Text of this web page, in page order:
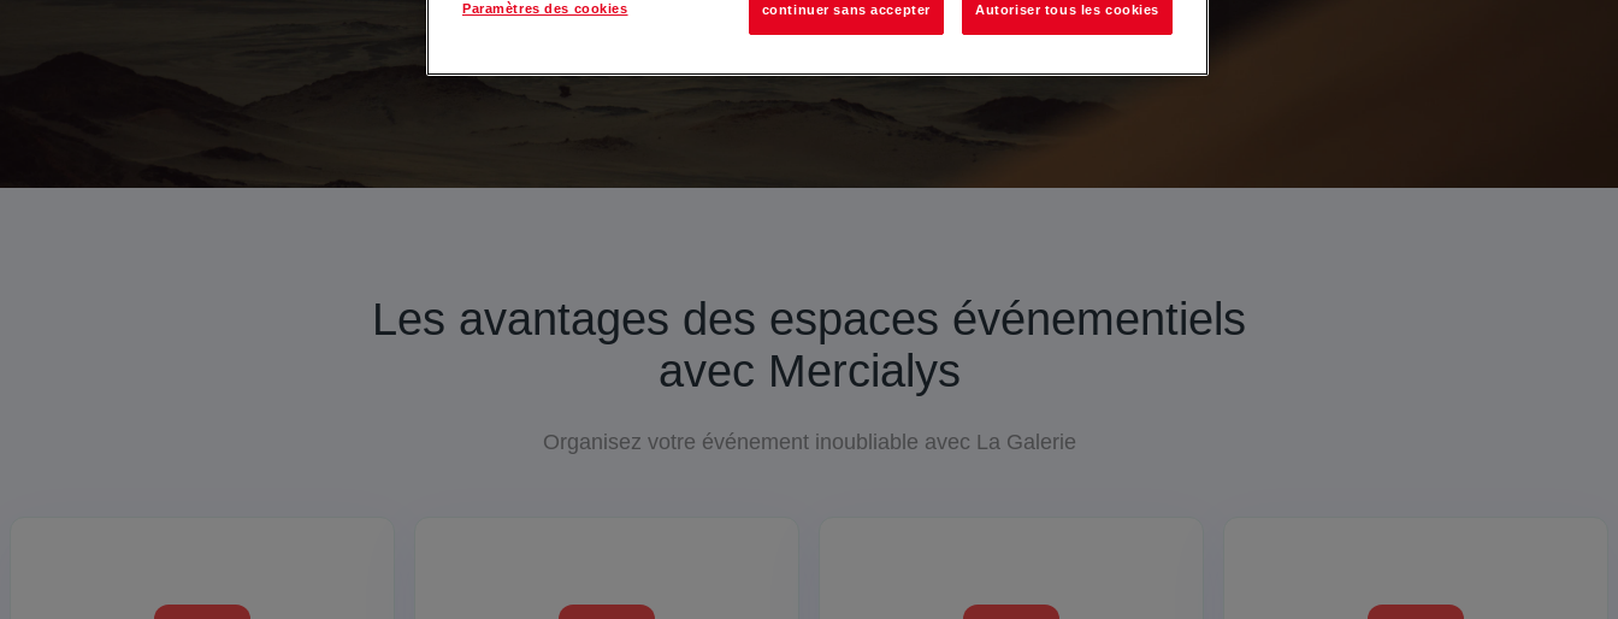
Les avantages des espaces événementiels
avec Mercialys
Organisez votre événement inoubliable avec La Galerie
Paramètres des cookies continuer sans accepter Autoriser tous les cookies